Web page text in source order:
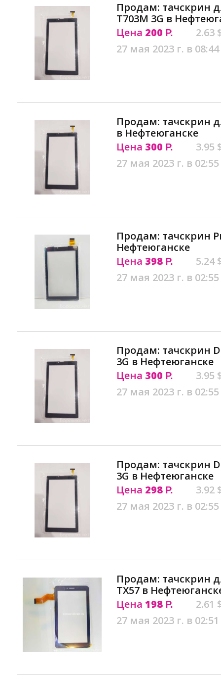
Продам: тачскрин
T703M 3G в
Цена 200 Р.
2.63
27 мая 2023 г. в 08:44
Продам: тачскрин
в Нефтеюганске
Цена 300 Р.
3.95
27 мая 2023 г. в 02:55
Продам: тачскрин
Нефтеюганске
Цена 398 Р.
5.24
27 мая 2023 г. в 02:55
Продам: тачскрин
3G в Нефтеюганске
Цена 300 Р.
3.95
27 мая 2023 г. в 02:55
Продам: тачскрин
3G в Нефтеюганске
Цена 298 Р.
3.92
27 мая 2023 г. в 02:55
Продам: тачскрин
TX57 в
Цена 198 Р.
2.61
27 мая 2023 г. в 02:51